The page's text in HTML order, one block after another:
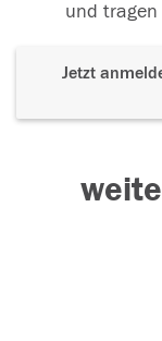
und tragen
Jetzt